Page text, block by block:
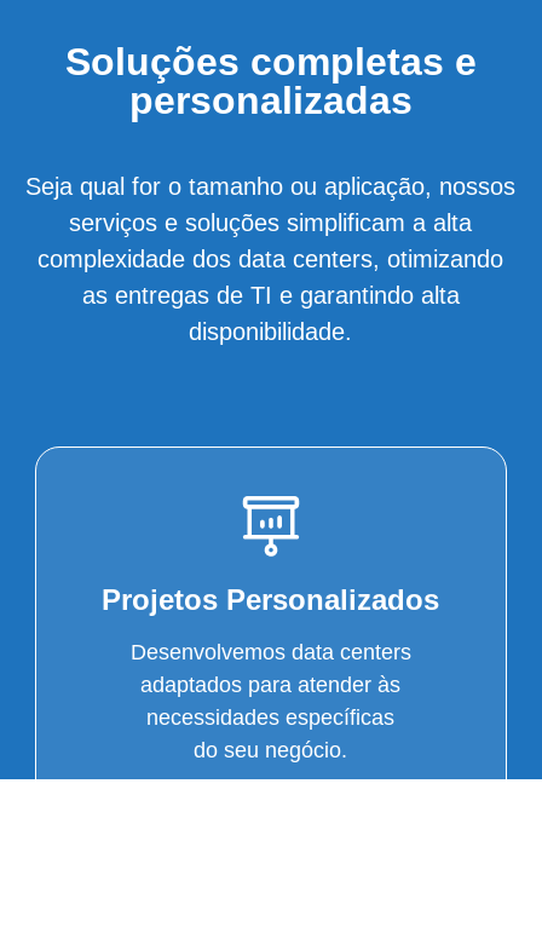
Soluções completas e
personalizadas
Seja qual for o tamanho ou aplicação, nossos
serviços e soluções simplificam a alta
complexidade dos data centers, otimizando
as entregas de TI e garantindo alta
disponibilidade.
Projetos Personalizados
Desenvolvemos data centers
adaptados para atender às
necessidades específicas
do seu negócio.